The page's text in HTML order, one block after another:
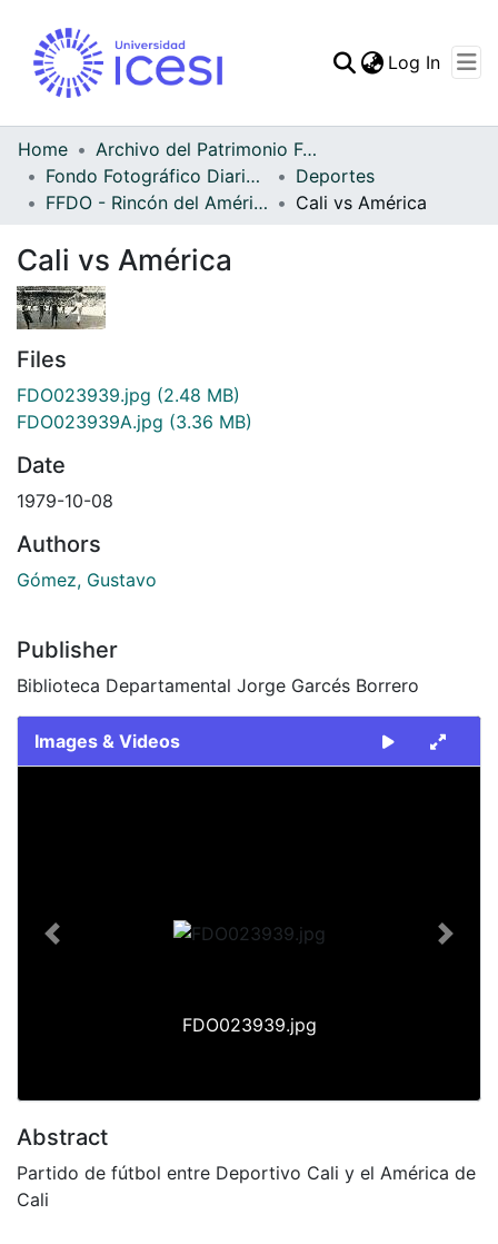
Statistics
Log In
Home
Archivo del Patrimonio Fotográfico y Fílmico del Valle del Cauca
Fondo Fotográfico Diario Occidente
Deportes
FFDO - Rincón del América - Patrimonial
Cali vs América
Cali vs América
Files
FDO023939.jpg (2.48 MB)
FDO023939A.jpg (3.36 MB)
Date
1979-10-08
Authors
Gómez, Gustavo
Publisher
Biblioteca Departamental Jorge Garcés Borrero
Images & Videos
FDO023939.jpg
Previous Next
Abstract
Partido de fútbol entre Deportivo Cali y el América de
Cali